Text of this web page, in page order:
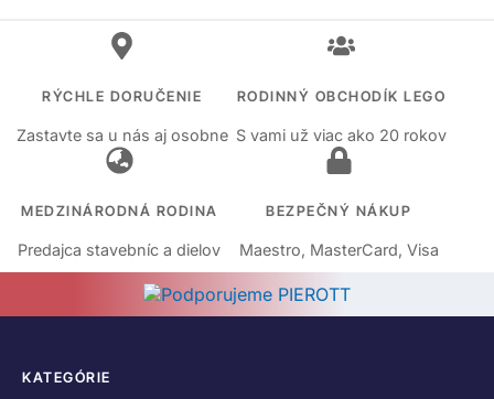
RÝCHLE DORUČENIE
Zastavte sa u nás aj osobne
RODINNÝ OBCHODÍK LEGO
S vami už viac ako 20 rokov
MEDZINÁRODNÁ RODINA
Predajca stavebníc a dielov
BEZPEČNÝ NÁKUP
Maestro, MasterCard, Visa
KATEGÓRIE